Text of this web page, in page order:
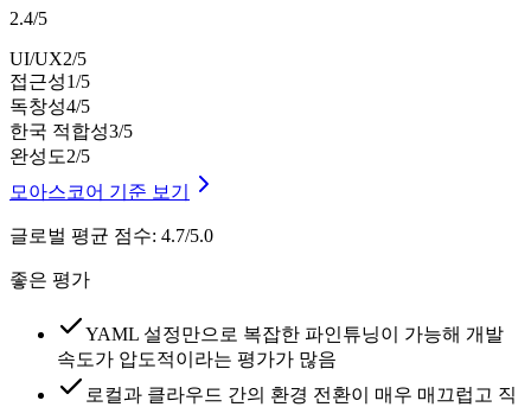
2.4/5
UI/UX2/5
접근성1/5
독창성4/5
한국 적합성3/5
완성도2/5
모아스코어 기준 보기
글로벌 평균 점수: 4.7/5.0
좋은 평가
YAML 설정만으로 복잡한 파인튜닝이 가능해 개발
속도가 압도적이라는 평가가 많음
로컬과 클라우드 간의 환경 전환이 매우 매끄럽고 직